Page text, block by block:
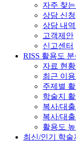
자주 찾
상담 신청
상담 내
고객제안
신고센터
RISS 활용도 분
자료 현황
최근 이
주제별
학술지
복사/대
복사/대
활용도
최신/인기 학술